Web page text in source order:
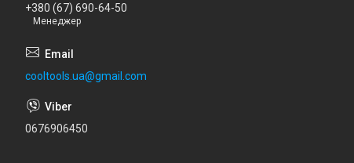
+380 (67) 690-64-50
Менеджер
cooltools.ua@gmail.com
0676906450